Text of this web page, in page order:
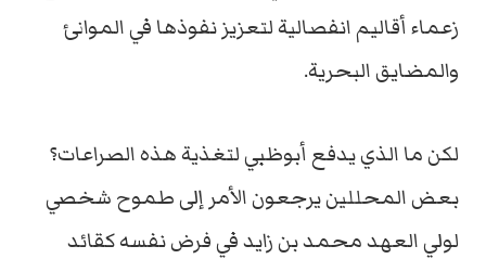
زعماء أقاليم انفصالية لتعزيز نفوذها في الموانئ
والمضايق البحرية.
لكن ما الذي يدفع أبوظبي لتغذية هذه الصراعات؟
بعض المحللين يرجعون الأمر إلى طموح شخصي
لولي العهد محمد بن زايد في فرض نفسه كقائد